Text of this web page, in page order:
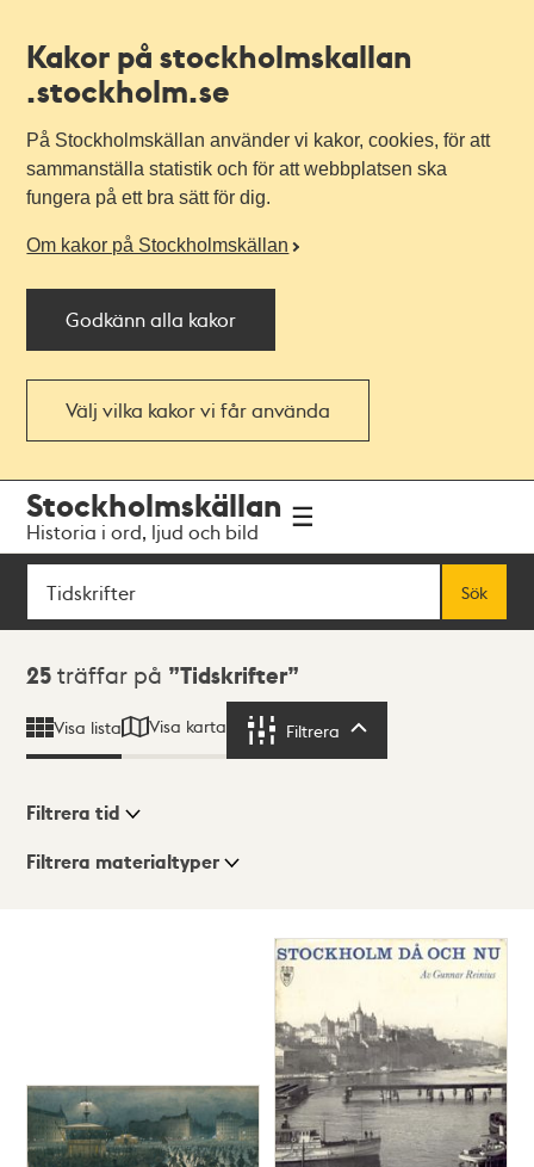
Kakor på stockholmskallan
.stockholm.se
På Stockholmskällan använder vi kakor, cookies, för att
sammanställa statistik och för att webbplatsen ska
fungera på ett bra sätt för dig.
Om kakor på Stockholmskällan
Godkänn alla kakor
Välj vilka kakor vi får använda
navigationen
huvudinnehållet
Stockholmskällan
Historia i ord, ljud och bild
Sök
Sök
Sökresultat
25 träffar på Tidskrifter
Visa lista Visa karta Filtrera
Visningsläge
Filtrera tid
Filtrera materialtyper